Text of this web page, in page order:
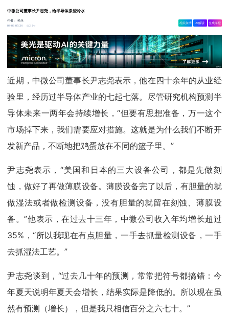
中微公司董事长尹志尧，给半导体泼些冷水
作者：孙乐
04-06 07:34
2.1w
相关舆情 AI解读 生成海报
近期，中微公司董事长尹志尧表示，他在四十余年的从业经
验里，经历过半导体产业的七起七落。尽管研究机构预测半
导体未来一两年会持续增长，“但要有思想准备，万一这个
市场掉下来，我们需要应对措施。这就是为什么我们不断开
发新产品，不断地把鸡蛋放在不同的篮子里。”
尹志尧表示，“美国和日本的三大设备公司，都是先做刻
蚀，做好了再做薄膜设备。薄膜设备完了以后，有胆量的就
做湿法或者做检测设备，没有胆量的就留在刻蚀、薄膜设
备。”他表示，在过去十三年，中微公司收入年均增长超过
35%，“所以我现在有点胆量，一手去抓量检测设备，一手
去抓湿法工艺。”
尹志尧谈到，“过去几十年的预测，常常把符号都搞错：今
年夏天说明年夏天会增长，结果实际是降低的。所以现在虽
然有预测（增长），但是我只相信百分之六七十。”